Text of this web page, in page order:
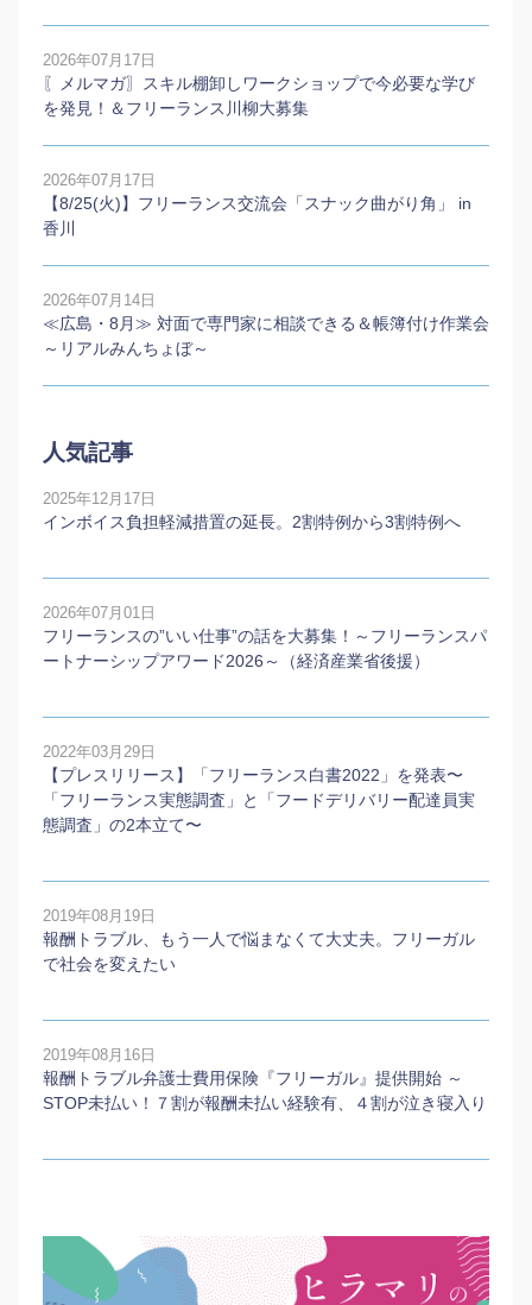
2026年07月17日
〖メルマガ〗スキル棚卸しワークショップで今必要な学び
を発見！＆フリーランス川柳大募集
2026年07月17日
【8/25(火)】フリーランス交流会「スナック曲がり角」 in
香川
2026年07月14日
≪広島・8月≫ 対面で専門家に相談できる＆帳簿付け作業会
～リアルみんちょぼ～
人気記事
2025年12月17日
インボイス負担軽減措置の延長。2割特例から3割特例へ
2026年07月01日
フリーランスの”いい仕事”の話を大募集！～フリーランスパ
ートナーシップアワード2026～（経済産業省後援）
2022年03月29日
【プレスリリース】「フリーランス白書2022」を発表〜
「フリーランス実態調査」と「フードデリバリー配達員実
態調査」の2本⽴て〜
2019年08月19日
報酬トラブル、もう一人で悩まなくて大丈夫。フリーガル
で社会を変えたい
2019年08月16日
報酬トラブル弁護士費用保険『フリーガル』提供開始 ～
STOP未払い！７割が報酬未払い経験有、４割が泣き寝入り